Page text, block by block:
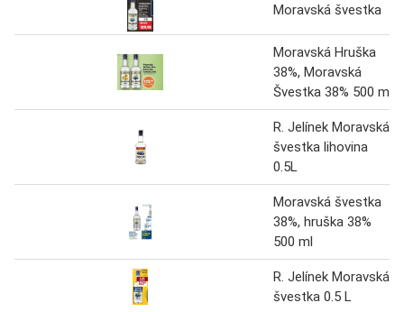
Moravská švestka
Moravská Hruška
38%, Moravská
Švestka 38% 500 ml
R. Jelínek Moravská
švestka lihovina
0.5L
Moravská švestka
38%, hruška 38%
500 ml
R. Jelínek Moravská
švestka 0.5 L